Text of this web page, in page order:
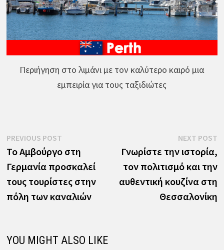
Περιήγηση στο λιμάνι με τον καλύτερο καιρό μια
εμπειρία για τους ταξιδιώτες
Πλοήγηση
άρθρων
PREVIOUS POSTPrevious
post:
Το Αμβούργο στη
Γερμανία προσκαλεί
τους τουρίστες στην
πόλη των καναλιών
NEXT POST
Γνωρίστε την ιστορία,
τον πολιτισμό και την
αυθεντική κουζίνα στη
Θεσσαλονίκη
YOU MIGHT ALSO LIKE